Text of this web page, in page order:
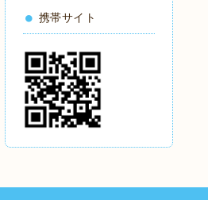
携帯サイト